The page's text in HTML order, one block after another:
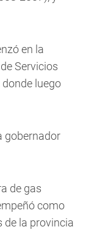
en la
Servicios
donde luego
gobernador
de gas
como
de la provincia